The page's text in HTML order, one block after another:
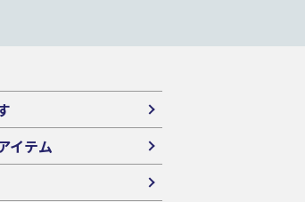
イテム